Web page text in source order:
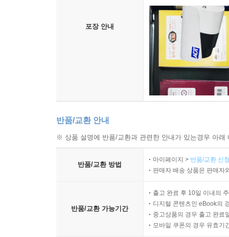
포장 안내
반품/교환 안내
※ 상품 설명에 반품/교환과 관련한 안내가 있는경우 아
반품/교환 방법
마이페이지 > 반품/교환 신
판매자 배송 상품은 판매자
반품/교환 가능기간
출고 완료 후 10일 이내의
디지털 콘텐츠인 eBook의
중고상품의 경우 출고 완료
모바일 쿠폰의 경우 유효기